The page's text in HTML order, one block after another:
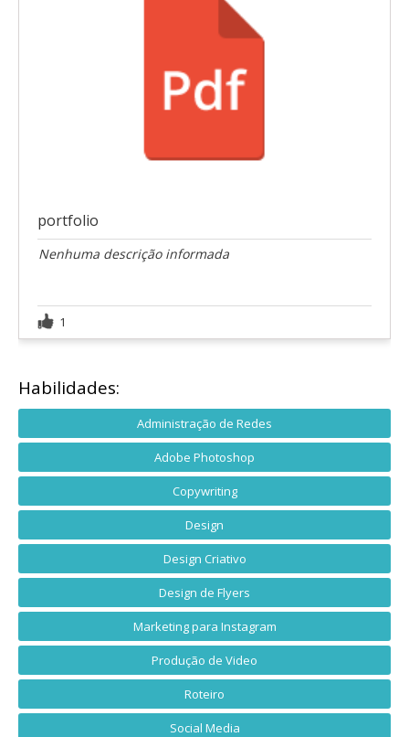
portfolio
Nenhuma descrição informada
1
Habilidades:
Administração de Redes
Adobe Photoshop
Copywriting
Design
Design Criativo
Design de Flyers
Marketing para Instagram
Produção de Video
Roteiro
Social Media